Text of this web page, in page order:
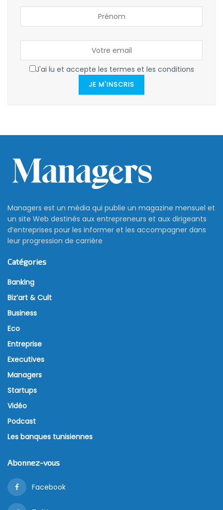
J'ai lu et accepte les termes et les conditions
JE M'INSCRIS
Managers est un média qui publie un magazine mensuel et
un site Web destinés aux entrepreneurs et aux dirigeants
d’entreprises pour les informer et les accompagner dans
leur progression de carrière
Catégories
Banking
Biz’art & Cult
Business
Eco
Entreprise
Executives
Managers
Startups
Vidéo
Podcast
Les banques tunisiennes
Abonnez-vous
Facebook